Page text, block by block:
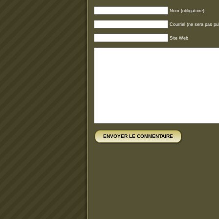
Nom (obligatoire)
Courriel (ne sera pas
Site Web
ENVOYER LE COMMENTAIRE